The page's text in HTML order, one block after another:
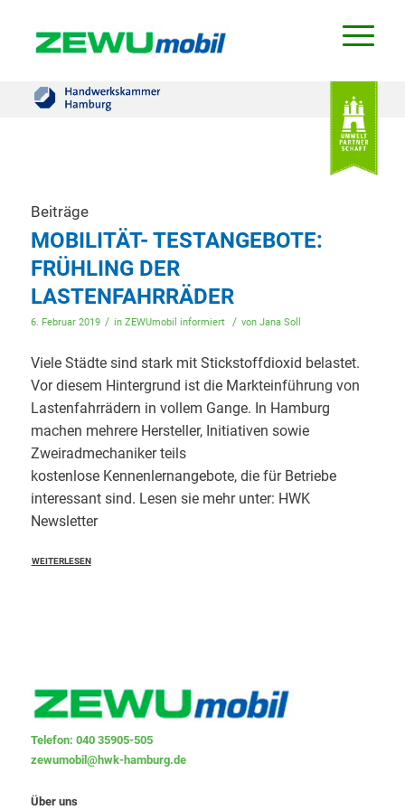
Beiträge
MOBILITÄT- TESTANGEBOTE:
FRÜHLING DER
LASTENFAHRRÄDER
6. Februar 2019 / in ZEWUmobil informiert / von Jana Soll
Viele Städte sind stark mit Stickstoffdioxid belastet.
Vor diesem Hintergrund ist die Markteinführung von
Lastenfahrrädern in vollem Gange. In Hamburg
machen mehrere Hersteller, Initiativen sowie
Zweiradmechaniker teils
kostenlose Kennenlernangebote, die für Betriebe
interessant sind. Lesen sie mehr unter: HWK
Newsletter
WEITERLESEN
Telefon: 040 35905-505
zewumobil@hwk-hamburg.de
Über uns